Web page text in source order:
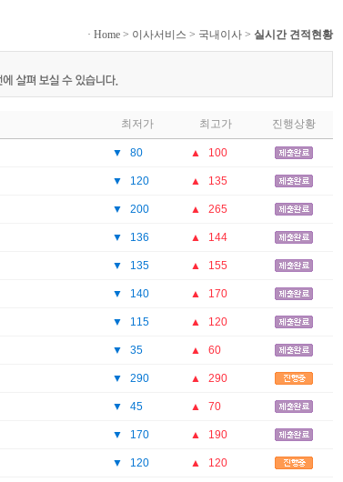
· Home > 이사서비스 > 국내이사 > 실시간 견적현황
최저가 최고가 진행상황
▼ 80 ▲ 100
▼ 120 ▲ 135
▼ 200 ▲ 265
▼ 136 ▲ 144
▼ 135 ▲ 155
▼ 140 ▲ 170
▼ 115 ▲ 120
▼ 35 ▲ 60
▼ 290 ▲ 290
▼ 45 ▲ 70
▼ 170 ▲ 190
▼ 120 ▲ 120